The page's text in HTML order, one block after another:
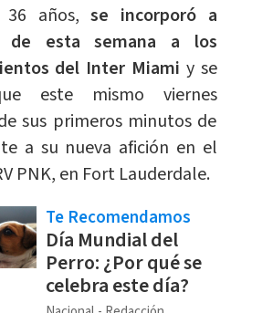
36 años,se incorporó a
de esta semana a los
del Inter Miami y se
este mismo viernes
sus primeros minutos de
a su nueva afición en el
PNK, en Fort Lauderdale.
Te Recomendamos
Día Mundial del
Perro: ¿Por qué se
celebra este día?